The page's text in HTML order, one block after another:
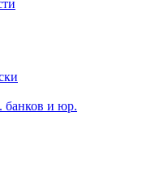
банков и юр.